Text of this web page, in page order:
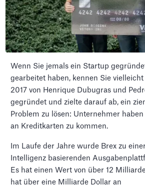
Wenn Sie jemals ein Startup
gearbeitet haben, kennen Sie
2017 von Henrique Dubugras und
gegründet und zielte darauf ab, ein
Problem zu lösen: Unternehmer
an Kreditkarten zu kommen.
Im Laufe der Jahre wurde Brex zu
Intelligenz basierenden
Es hat einen Wert von über 12
hat über eine Milliarde Dollar an